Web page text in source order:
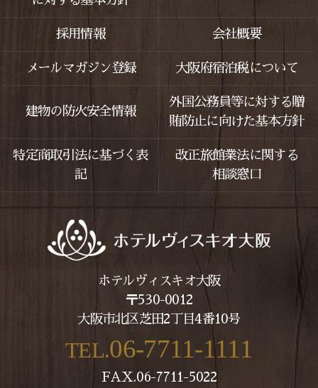
採用情報 会社概要
メールマガジン登録 大阪府宿泊税について
建物の防火安全情報
外国公務員等に対する贈
賄防止に向けた基本方針
特定商取引法に基づく表
記
改正旅館業法に関する
相談窓口
ホテルヴィスキオ大阪
〒530-0012
大阪市北区芝田2丁目4番10号
TEL.06-7711-1111
FAX.06-7711-5022